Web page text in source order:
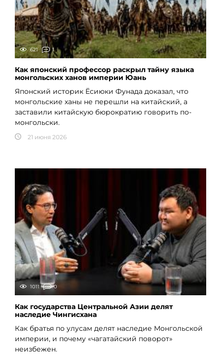
621 1
Как японский профессор раскрыл тайну языка
монгольских ханов империи Юань
Японский историк Ёсиюки Фунада доказал, что
монгольские ханы не перешли на китайский, а
заставили китайскую бюрократию говорить по-
монгольски.
21 июня 2026
1011 0
Как государства Центральной Азии делят
наследие Чингисхана
Как братья по улусам делят наследие Монгольской
империи, и почему «чагатайский поворот»
неизбежен.